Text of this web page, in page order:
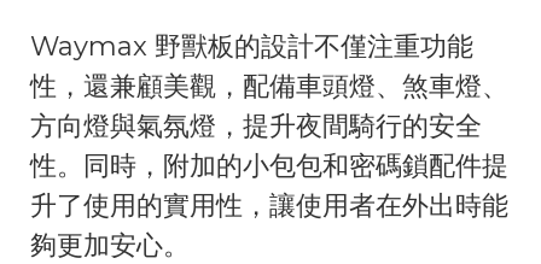
Waymax 野獸板的設計不僅注重功能
性，還兼顧美觀，配備車頭燈、煞車燈、
方向燈與氣氛燈，提升夜間騎行的安全
性。同時，附加的小包包和密碼鎖配件提
升了使用的實用性，讓使用者在外出時能
夠更加安心。